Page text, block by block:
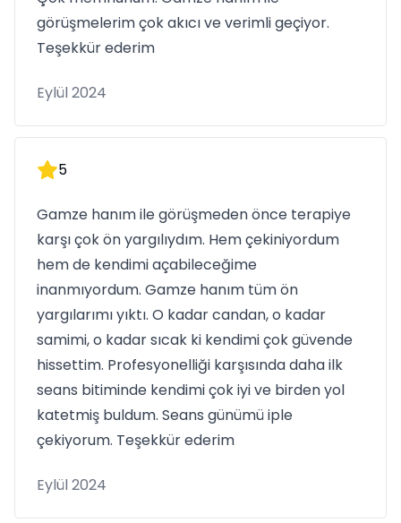
görüşmelerim çok akıcı ve verimli geçiyor.
Teşekkür ederim
Eylül 2024
5
Gamze hanım ile görüşmeden önce terapiye
karşı çok ön yargılıydım. Hem çekiniyordum
hem de kendimi açabileceğime
inanmıyordum. Gamze hanım tüm ön
yargılarımı yıktı. O kadar candan, o kadar
samimi, o kadar sıcak ki kendimi çok güvende
hissettim. Profesyonelliği karşısında daha ilk
seans bitiminde kendimi çok iyi ve birden yol
katetmiş buldum. Seans günümü iple
çekiyorum. Teşekkür ederim
Eylül 2024